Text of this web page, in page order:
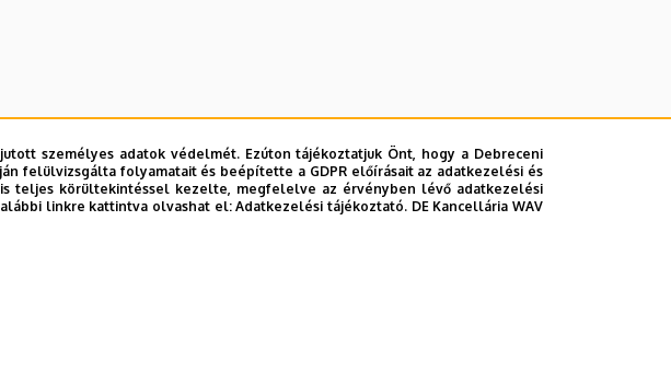
személyes adatok védelmét. Ezúton tájékoztatjuk Önt, hogy a Debreceni
felülvizsgálta folyamatait és beépítette a GDPR előírásait az adatkezelési és
teljes körültekintéssel kezelte, megfelelve az érvényben lévő adatkezelési
alábbi linkre kattintva olvashat el:Adatkezelési tájékoztató. DE Kancellária WAV